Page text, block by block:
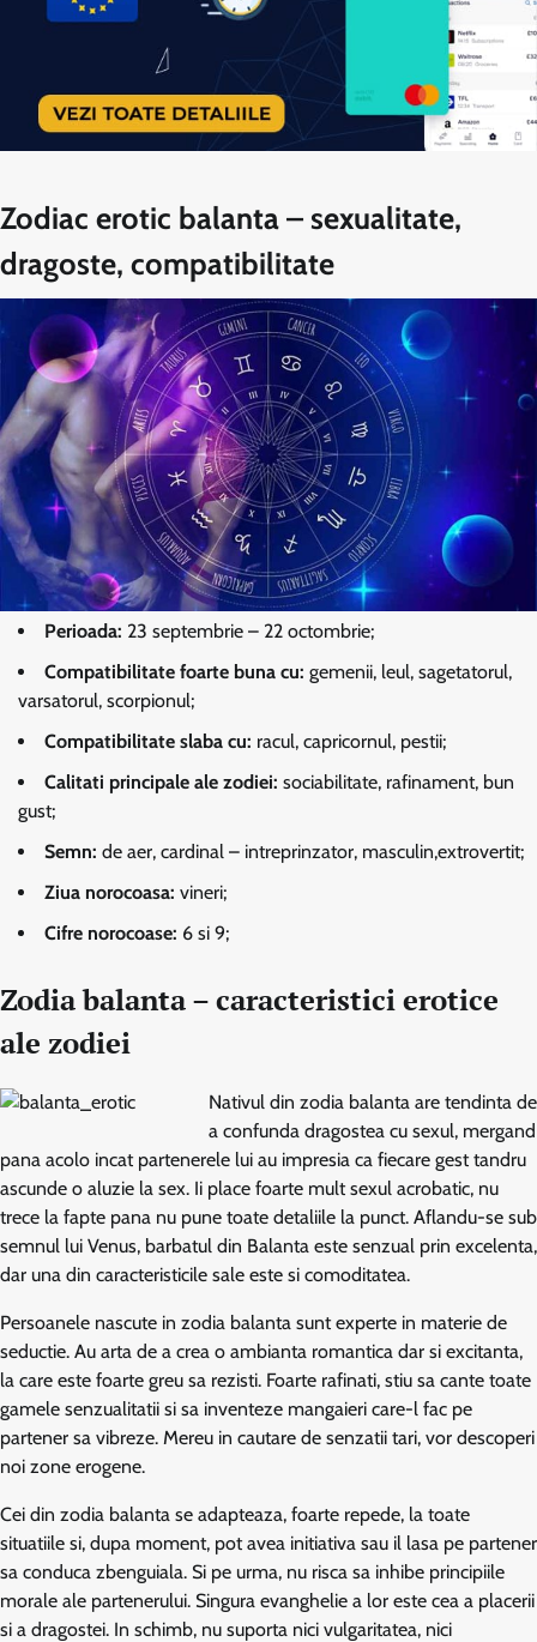
Zodiac erotic balanta – sexualitate,
dragoste, compatibilitate
Perioada: 23 septembrie – 22 octombrie;
Compatibilitate foarte buna cu: gemenii, leul, sagetatorul,
varsatorul, scorpionul;
Compatibilitate slaba cu: racul, capricornul, pestii;
Calitati principale ale zodiei: sociabilitate, rafinament, bun
gust;
Semn: de aer, cardinal – intreprinzator, masculin,extrovertit;
Ziua norocoasa: vineri;
Cifre norocoase: 6 si 9;
Zodia balanta – caracteristici erotice
ale zodiei
Nativul din zodia balanta are tendinta de
a confunda dragostea cu sexul, mergand
pana acolo incat partenerele lui au impresia ca fiecare gest tandru
ascunde o aluzie la sex. Ii place foarte mult sexul acrobatic, nu
trece la fapte pana nu pune toate detaliile la punct. Aflandu-se sub
semnul lui Venus, barbatul din Balanta este senzual prin excelenta,
dar una din caracteristicile sale este si comoditatea.
Persoanele nascute in zodia balanta sunt experte in materie de
seductie. Au arta de a crea o ambianta romantica dar si excitanta,
la care este foarte greu sa rezisti. Foarte rafinati, stiu sa cante toate
gamele senzualitatii si sa inventeze mangaieri care-l fac pe
partener sa vibreze. Mereu in cautare de senzatii tari, vor descoperi
noi zone erogene.
Cei din zodia balanta se adapteaza, foarte repede, la toate
situatiile si, dupa moment, pot avea initiativa sau il lasa pe partener
sa conduca zbenguiala. Si pe urma, nu risca sa inhibe principiile
morale ale partenerului. Singura evanghelie a lor este cea a placerii
si a dragostei. In schimb, nu suporta nici vulgaritatea, nici